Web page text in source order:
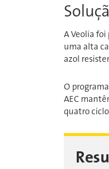
A Veolia
uma alta
azol
O
AEC
quatro